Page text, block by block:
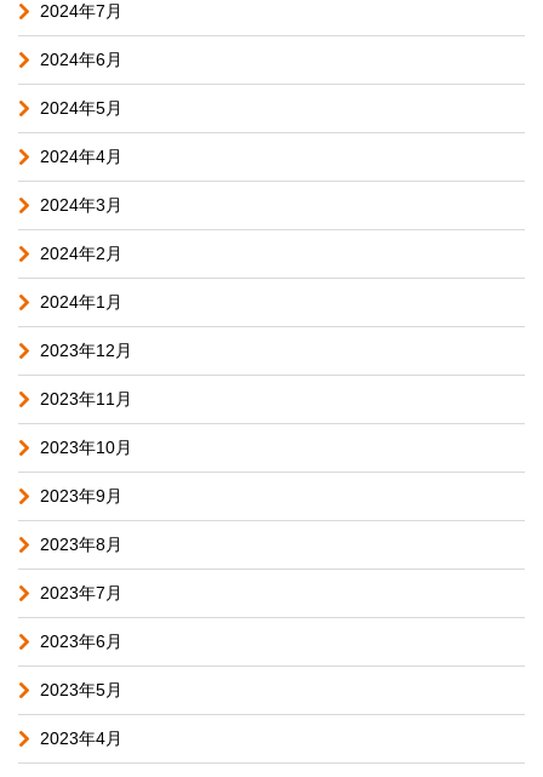
2024年7月
2024年6月
2024年5月
2024年4月
2024年3月
2024年2月
2024年1月
2023年12月
2023年11月
2023年10月
2023年9月
2023年8月
2023年7月
2023年6月
2023年5月
2023年4月